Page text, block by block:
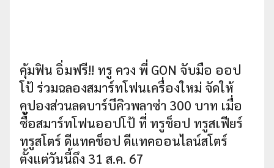
คุ้มฟิน อิ่มฟรี!! ทรู ควง พี่ GON จับมือ ออป
โป้ ร่วมฉลองสมาร์ทโฟนเครื่องใหม่ จัดให้
คูปองส่วนลดบาร์บีคิวพลาซ่า 300 บาท เมื่อ
ซื้อสมาร์ทโฟนออปโป้ ที่ ทรูช็อป ทรูสเฟียร์
ทรูสโตร์ ดีแทคช็อป ดีแทคออนไลน์สโตร์
ตั้งแต่วันนี้ถึง 31 ส.ค. 67